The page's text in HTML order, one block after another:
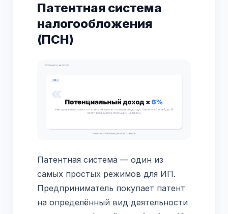
Патентная система
налогообложения
(ПСН)
Патентная система — один из
самых простых режимов для ИП.
Предприниматель покупает патент
на определённый вид деятельности